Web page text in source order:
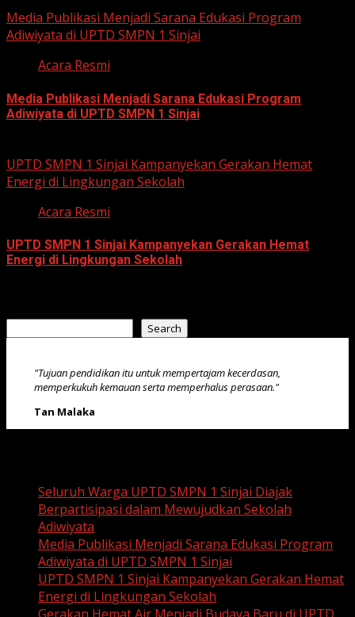
Media Publikasi Menjadi Sarana Edukasi Program
Adiwiyata di UPTD SMPN 1 Sinjai
Acara Resmi
Media Publikasi Menjadi Sarana Edukasi Program
Adiwiyata di UPTD SMPN 1 Sinjai
UPTD SMPN 1 Sinjai Kampanyekan Gerakan Hemat
Energi di Lingkungan Sekolah
Acara Resmi
UPTD SMPN 1 Sinjai Kampanyekan Gerakan Hemat
Energi di Lingkungan Sekolah
Search
"Tujuan pendidikan itu untuk mempertajam kecerdasan,
memperkukuh kemauan serta memperhalus perasaan."
Tan Malaka
Seluruh Warga UPTD SMPN 1 Sinjai Diajak
Berpartisipasi dalam Mewujudkan Sekolah
Adiwiyata
Media Publikasi Menjadi Sarana Edukasi Program
Adiwiyata di UPTD SMPN 1 Sinjai
UPTD SMPN 1 Sinjai Kampanyekan Gerakan Hemat
Energi di Lingkungan Sekolah